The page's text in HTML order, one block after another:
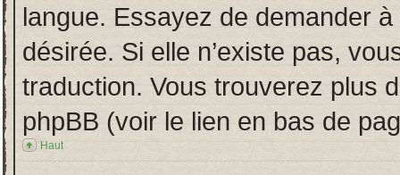
langue. Essayez de demander à
désirée. Si elle n’existe pas,
traduction. Vous trouverez plus
phpBB (voir le lien en bas de
Haut